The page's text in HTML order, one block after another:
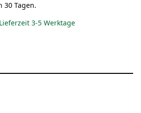
30 Tagen.
3-5 Werktage